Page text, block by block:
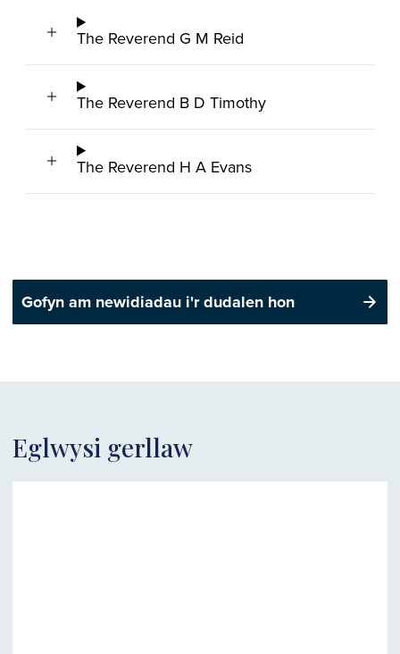
The Reverend G M Reid
The Reverend B D Timothy
The Reverend H A Evans
Gofyn am newidiadau i'r dudalen hon
Eglwysi gerllaw